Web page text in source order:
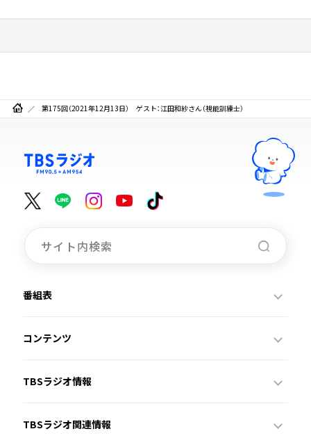
第175回（2021年12月13日） ゲスト：江田和紗さん（視能訓練士）
番組表
コンテンツ
TBSラジオ情報
TBSラジオ関連情報